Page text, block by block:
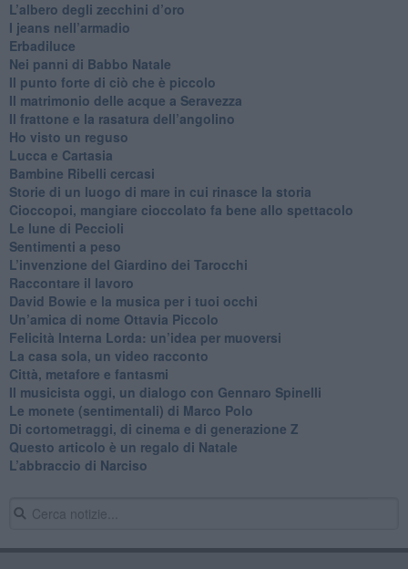
L’albero degli zecchini d’oro
​I jeans nell’armadio
Erbadiluce
Nei panni di Babbo Natale
​Il punto forte di ciò che è piccolo
​Il matrimonio delle acque a Seravezza
​Il frattone e la rasatura dell’angolino
​Ho visto un reguso
Lucca e Cartasia
Bambine Ribelli cercasi
Storie di un luogo di mare in cui rinasce la storia
Cioccopoi, mangiare cioccolato fa bene allo spettacolo
​Le lune di Peccioli
​Sentimenti a peso
​L’invenzione del Giardino dei Tarocchi
​Raccontare il lavoro
David Bowie e la musica per i tuoi occhi
Un’amica di nome Ottavia Piccolo
​Felicità Interna Lorda: un’idea per muoversi
​La casa sola, un video racconto
​Città, metafore e fantasmi
Il musicista oggi, un dialogo con Gennaro Spinelli
Le monete (sentimentali) di Marco Polo
​Di cortometraggi, di cinema e di generazione Z
​Questo articolo è un regalo di Natale
L’abbraccio di Narciso